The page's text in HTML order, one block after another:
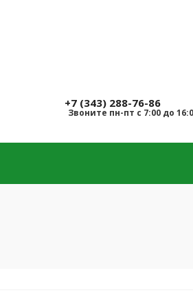
+7 (343) 288-76-86
Звоните пн-пт с 7:00 до